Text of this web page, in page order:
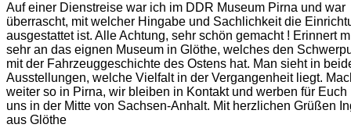
Auf einer Dienstreise war ich im DDR Museum Pirna und war
überrascht, mit welcher Hingabe und Sachlichkeit die
ausgestattet ist. Alle Achtung, sehr schön gemacht ! Erinnert
sehr an das eignen Museum in Glöthe, welches den
mit der Fahrzeuggeschichte des Ostens hat. Man sieht in
Ausstellungen, welche Vielfalt in der Vergangenheit liegt.
weiter so in Pirna, wir bleiben in Kontakt und werben für Euch
uns in der Mitte von Sachsen-Anhalt. Mit herzlichen Grüßen
aus Glöthe